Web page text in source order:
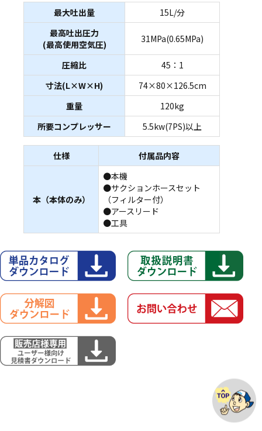
最大吐出量
15L/分
最高吐出圧力
(最高使用空気圧)
31MPa(0.65MPa)
圧縮比
45：1
寸法(L×W×H)
74×80×126.5cm
重量
120kg
所要コンプレッサー
5.5kw(7PS)以上
仕様 付属品内容
本（本体のみ）
●本機
●サクションホースセット
（フィルター付）
●アースリード
●工具